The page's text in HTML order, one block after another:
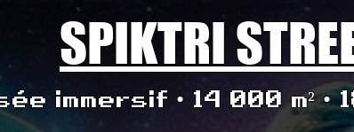
SPIKTRI
immersif • 14 000 m²